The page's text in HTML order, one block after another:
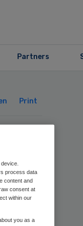
Partners
Print
process data
content and
consent at
within our
you as a